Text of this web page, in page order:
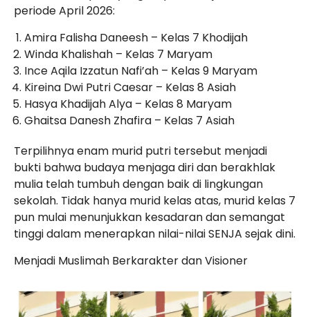
periode April 2026:
Amira Falisha Daneesh – Kelas 7 Khodijah
Winda Khalishah – Kelas 7 Maryam
Ince Aqila Izzatun Nafi’ah – Kelas 9 Maryam
Kireina Dwi Putri Caesar – Kelas 8 Asiah
Hasya Khadijah Alya – Kelas 8 Maryam
Ghaitsa Danesh Zhafira – Kelas 7 Asiah
Terpilihnya enam murid putri tersebut menjadi
bukti bahwa budaya menjaga diri dan berakhlak
mulia telah tumbuh dengan baik di lingkungan
sekolah. Tidak hanya murid kelas atas, murid kelas 7
pun mulai menunjukkan kesadaran dan semangat
tinggi dalam menerapkan nilai-nilai SENJA sejak dini.
Menjadi Muslimah Berkarakter dan Visioner